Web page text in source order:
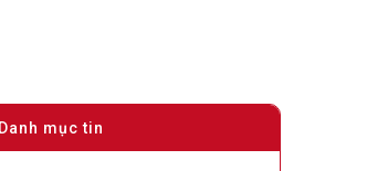
Danh mục tin